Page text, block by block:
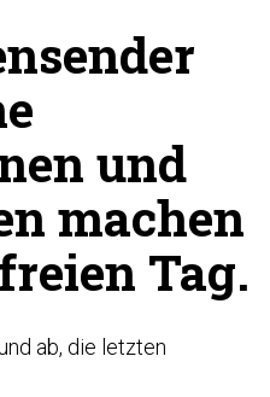
und
machen
Tag.
ab, die letzten